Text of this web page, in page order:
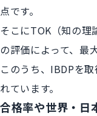
点です。
そこにTOK（知の理
の評価によって、最
このうち、IBDPを
れています。
合格率や世界・日